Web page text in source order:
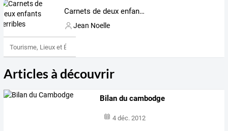
Carnets de deux enfants terribles
Jean Noelle
Tourisme, Lieux et Événements
Articles à découvrir
Bilan du cambodge
4 déc. 2012